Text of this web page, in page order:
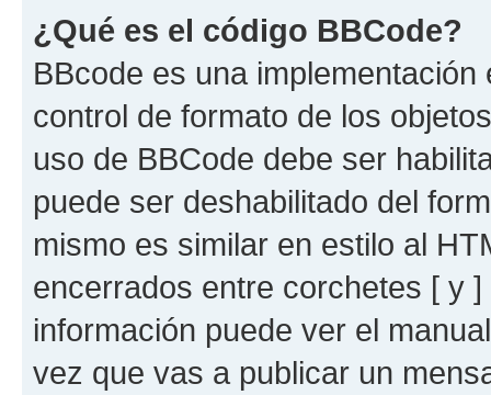
¿Qué es el código BBCode?
BBcode es una
control de formato de los
uso de BBCode debe ser
puede ser deshabilitado del
mismo es similar en estilo al
encerrados entre corchetes [ y
información puede ver el
vez que vas a publicar un